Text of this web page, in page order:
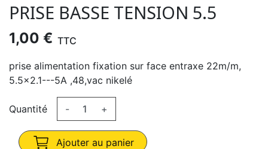
PRISE BASSE TENSION 5.5
1,00 € TTC
prise alimentation fixation sur face entraxe 22m/m,
5.5x2.1---5A ,48,vac nikelé
Quantité - +
Ajouter au panier